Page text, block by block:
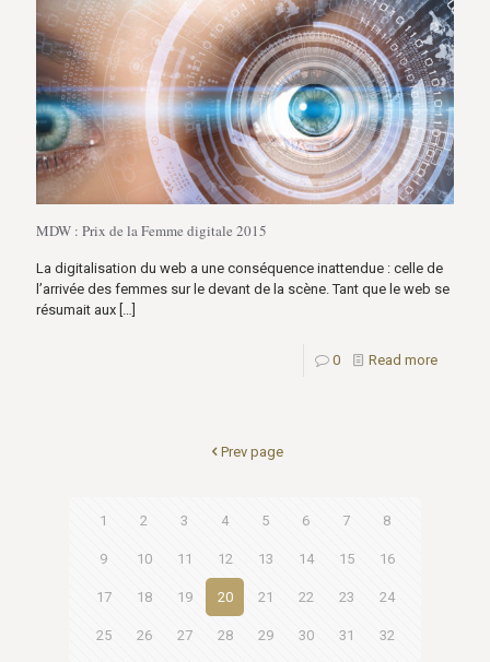
MDW : Prix de la Femme digitale 2015
La digitalisation du web a une conséquence inattendue : celle de
l’arrivée des femmes sur le devant de la scène. Tant que le web se
résumait aux […]
0 Read more
Prev page
1 2 3 4 5 6 7 8
9 10 11 12 13 14 15 16
17 18 19 20 21 22 23 24
25 26 27 28 29 30 31 32